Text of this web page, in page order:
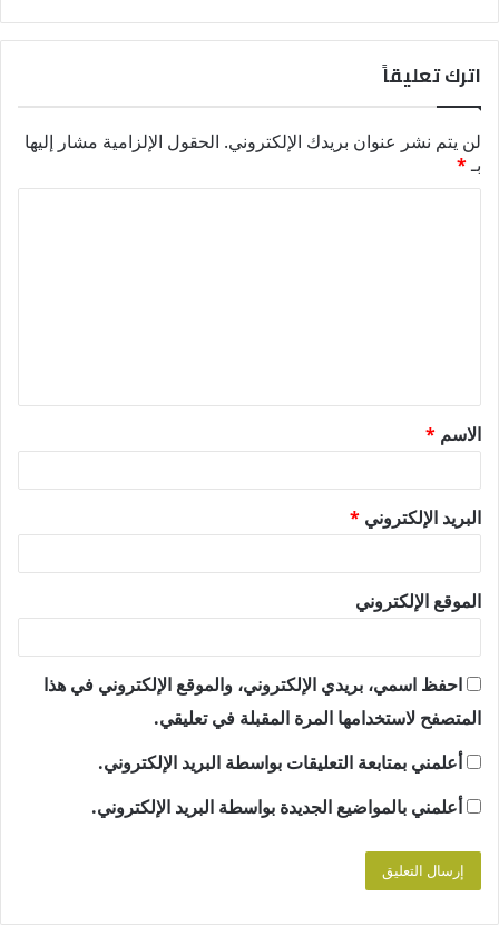
اترك تعليقاً
لن يتم نشر عنوان بريدك الإلكتروني. الحقول الإلزامية مشار إليها
بـ*
ق
*
الاسم *
البريد الإلكتروني *
الموقع الإلكتروني
احفظ اسمي، بريدي الإلكتروني، والموقع الإلكتروني في هذا
المتصفح لاستخدامها المرة المقبلة في تعليقي.
أعلمني بمتابعة التعليقات بواسطة البريد الإلكتروني.
أعلمني بالمواضيع الجديدة بواسطة البريد الإلكتروني.